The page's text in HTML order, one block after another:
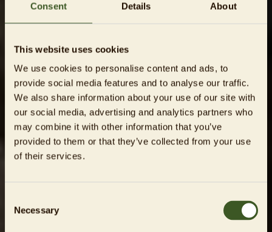
Consent Details About
This website uses cookies
We use cookies to personalise content and ads, to
provide social media features and to analyse our traffic.
We also share information about your use of our site with
our social media, advertising and analytics partners who
may combine it with other information that you’ve
provided to them or that they’ve collected from your use
of their services.
Selection
Necessary